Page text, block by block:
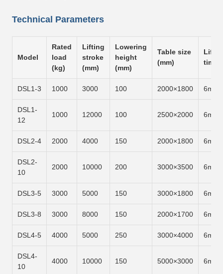
Technical Parameters
Model
Rated
load
(kg)
Lifting
stroke
(mm)
Lowering
height
(mm)
Table size
(mm)
time
DSL1-3 1000 3000 100 2000×1800 6m/
DSL1-
12
1000 12000 100 2500×2000 6m/
DSL2-4 2000 4000 150 2000×1800 6m/
DSL2-
10
2000 10000 200 3000×3500 6m/
DSL3-5 3000 5000 150 3000×1800 6m/
DSL3-8 3000 8000 150 2000×1700 6m/
DSL4-5 4000 5000 250 3000×4000 6m/
DSL4-
10
4000 10000 150 5000×3000 6m/